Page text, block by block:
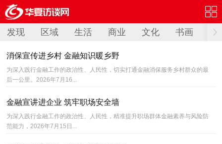
发现 区域 生活 商业 文化 书画 阅
消保宣传进乡村 金融知识暖乡野
为深入践行金融工作的政治性、人民性，切实打通金融消保服务乡村群众的最
后一公里。2026年7月16...
金融宣讲进企业 筑牢职场安全墙
为深入践行金融工作的政治性、人民性，精准提升职场群体金融素养与风险防
范能力，2026年7月15日...